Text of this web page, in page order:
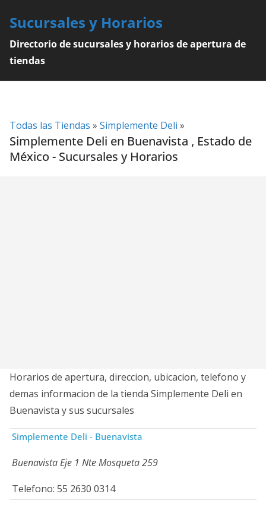
content
Sucursales y Horarios
Directorio de sucursales y horarios de apertura de
tiendas
Todas las Tiendas » Simplemente Deli »
Simplemente Deli en Buenavista , Estado de
México - Sucursales y Horarios
Horarios de apertura, direccion, ubicacion, telefono y
demas informacion de la tienda Simplemente Deli en
Buenavista y sus sucursales
Simplemente Deli - Buenavista
Buenavista Eje 1 Nte Mosqueta 259
Telefono: 55 2630 0314